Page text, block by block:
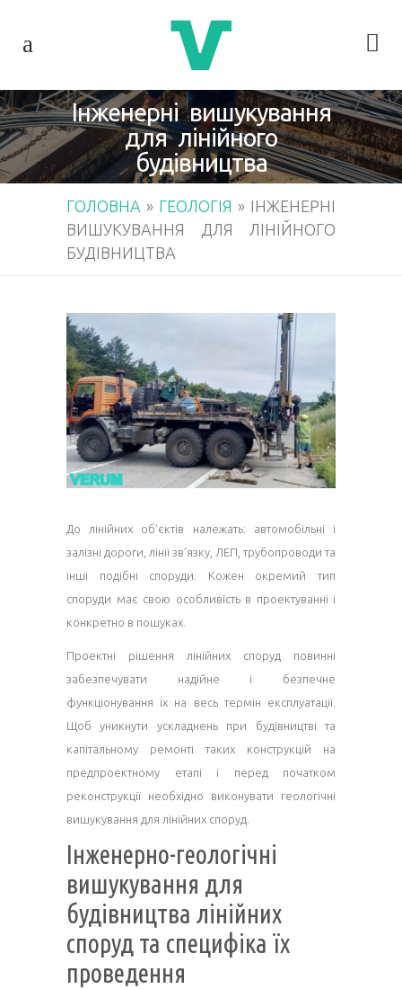
Інженерні вишукування
для лінійного
будівництва
ГОЛОВНА » ГЕОЛОГІЯ » ІНЖЕНЕРНІ
ВИШУКУВАННЯ ДЛЯ ЛІНІЙНОГО
БУДІВНИЦТВА
До лінійних об’єктів належать: автомобільні і
залізні дороги, лінії зв’язку, ЛЕП, трубопроводи та
інші подібні споруди. Кожен окремий тип
споруди має свою особливість в проектуванні і
конкретно в пошуках.
Проектні рішення лінійних споруд повинні
забезпечувати надійне і безпечне
функціонування їх на весь термін експлуатації.
Щоб уникнути ускладнень при будівництві та
капітальному ремонті таких конструкцій на
предпроектному етапі і перед початком
реконструкції необхідно виконувати геологічні
вишукування для лінійних споруд.
Інженерно-геологічні
вишукування для
будівництва лінійних
споруд та специфіка їх
проведення